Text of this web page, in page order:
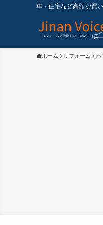
車・住宅など高額な買
ホーム リフォーム ハ